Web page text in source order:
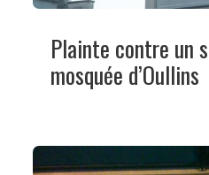
Plainte contre un
mosquée d’Oullins